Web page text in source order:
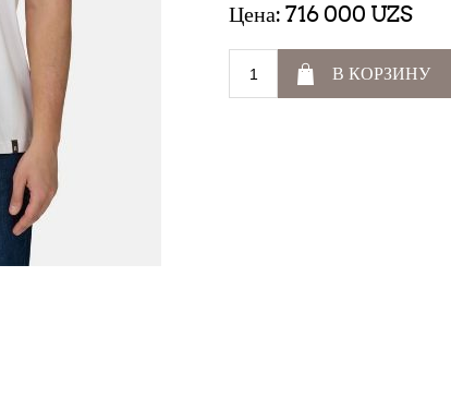
Цена: 716 000 UZS
В КОРЗИНУ